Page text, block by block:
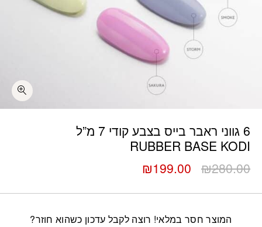
6 גווני ראבר בייס בצבע קודי 7 מ”ל
RUBBER BASE KODI
₪280.00
המחיר
היה:
₪280.00.
₪199.00
המחיר
הוא:
₪199.00.
המוצר חסר במלאי! רוצה לקבל עדכון כשהוא חוזר?